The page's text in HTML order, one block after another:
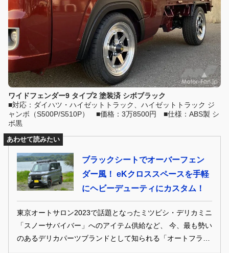
ワイドフェンダー9 タイプ2 塗装済 シボブラック
■対応：ダイハツ・ハイゼットトラック、ハイゼットトラック ジ
ャンボ（S500P/S510P） ■価格：3万8500円 ■仕様：ABS製 シ
ボ黒
あわせて読みたい
ブラックシートでオーバーフェン
ダー風！ eKクロススペースを手軽
にヘビーデューティにカスタム！
東京オートサロン2023で話題となったミツビシ・デリカミニ
「スノーサバイバー」へのアイテム供給など、 今、最も勢い
のあるデリカパーツブランドとして知られる「オートフラッ